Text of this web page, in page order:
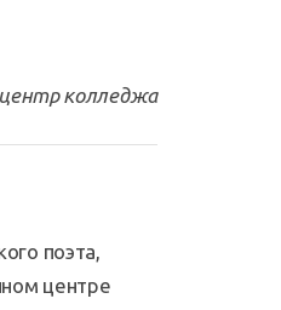
колледжа
поэта,
центре